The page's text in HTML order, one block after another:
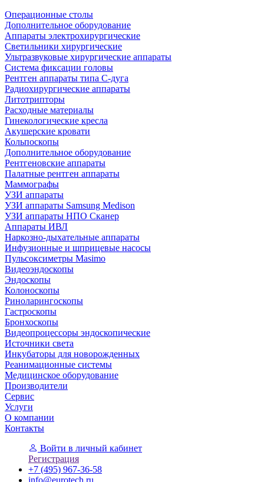
Операционные столы
Дополнительное оборудование
Аппараты электрохирургические
Светильники хирургические
Ультразвуковые хирургические аппараты
Система фиксации головы
Рентген аппараты типа С-дуга
Радиохирургические аппараты
Литотрипторы
Расходные материалы
Гинекологические кресла
Акушерские кровати
Кольпоскопы
Дополнительное оборудование
Рентгеновские аппараты
Палатные рентген аппараты
Маммографы
УЗИ аппараты
УЗИ аппараты Samsung Medison
УЗИ аппараты НПО Сканер
Аппараты ИВЛ
Наркозно-дыхательные аппараты
Инфузионные и шприцевые насосы
Пульсоксиметры Masimo
Видеоэндоскопы
Эндоскопы
Колоноскопы
Риноларингоскопы
Гастроскопы
Бронхоскопы
Видеопроцессоры эндоскопические
Источники света
Инкубаторы для новорожденных
Реанимационные системы
Медицинское оборудование
Производители
Сервис
Услуги
О компании
Контакты
Войти в личный кабинет
Регистрация
+7 (495) 967-36-58
info@eurotech.ru